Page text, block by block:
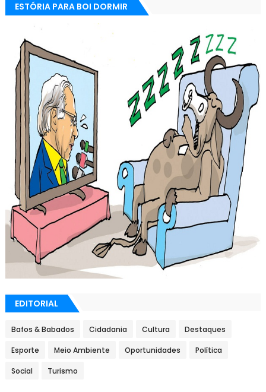
ESTÓRIA PARA BOI DORMIR
EDITORIAL
Bafos & Babados Cidadania Cultura Destaques
Esporte Meio Ambiente Oportunidades Política
Social Turismo